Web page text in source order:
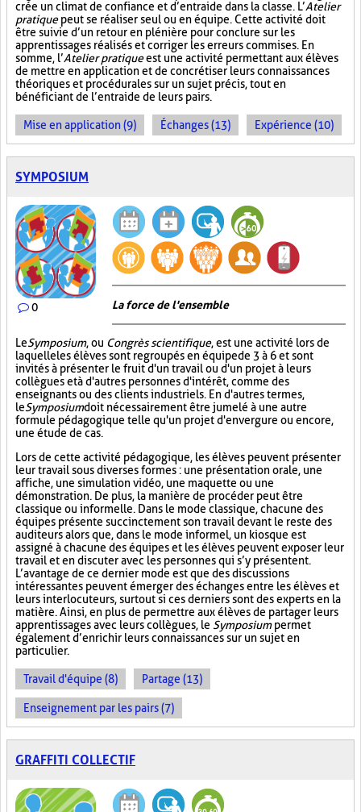
crée un climat de confiance et d’entraide dans la classe. L’Atelier
pratiquepeut se réaliser seul ou en équipe. Cette activité doit
être suivie d’un retour en plénière pour conclure sur les
apprentissages réalisés et corriger les erreurs commises. En
somme, l’Atelier pratiqueest une activité permettant aux élèves
de mettre en application et de concrétiser leurs connaissances
théoriques et procédurales sur un sujet précis, tout en
bénéficiant de l’entraide de leurs pairs.
Mise en application (9) Échanges (13) Expérience (10)
SYMPOSIUM
0 La force de l'ensemble
LeSymposium, ou Congrès scientifique, est une activité lors de
laquelle les élèves sont regroupés en équipe de 3 à 6 et sont
invités à présenter le fruit d'un travail ou d'un projet à leurs
collègues et à d'autres personnes d'intérêt, comme des
enseignants ou des clients industriels. En d'autres termes,
leSymposiumdoit nécessairement être jumelé à une autre
formule pédagogique telle qu'un projet d'envergure ou encore,
une étude de cas.
Lors de cette activité pédagogique, les élèves peuvent présenter
leur travail sous diverses formes : une présentation orale, une
affiche, une simulation vidéo, une maquette ou une
démonstration. De plus, la manière de procéder peut être
classique ou informelle. Dans le mode classique, chacune des
équipes présente succinctement son travail devant le reste des
auditeurs alors que, dans le mode informel, un kiosque est
assigné à chacune des équipes et les élèves peuvent exposer leur
travail et en discuter avec les personnes qui s’y présentent.
L’avantage de ce dernier mode est que des discussions
intéressantes peuvent émerger des échanges entre les élèves et
leurs interlocuteurs, surtout si ces derniers sont des experts en la
matière. Ainsi, en plus de permettre aux élèves de partager leurs
apprentissages avec leurs collègues, le Symposiumpermet
également d’enrichir leurs connaissances sur un sujet en
particulier.
Travail d'équipe (8) Partage (13)
Enseignement par les pairs (7)
GRAFFITI COLLECTIF